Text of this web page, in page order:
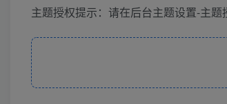
主题授权提示：请在后台主题设置-主